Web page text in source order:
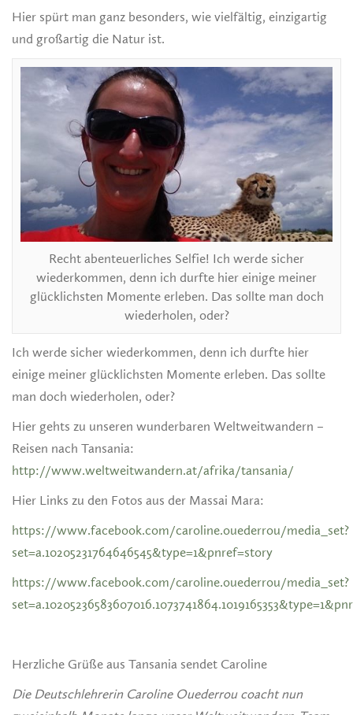
Hier spürt man ganz besonders, wie vielfältig, einzigartig
und großartig die Natur ist.
Recht abenteuerliches Selfie! Ich werde sicher
wiederkommen, denn ich durfte hier einige meiner
glücklichsten Momente erleben. Das sollte man doch
wiederholen, oder?
Ich werde sicher wiederkommen, denn ich durfte hier
einige meiner glücklichsten Momente erleben. Das sollte
man doch wiederholen, oder?
Hier gehts zu unseren wunderbaren Weltweitwandern –
Reisen nach Tansania:
http://www.weltweitwandern.at/afrika/tansania/
Hier Links zu den Fotos aus der Massai Mara:
https://www.facebook.com/caroline.ouederrou/media_set?
set=a.10205231764646545&type=1&pnref=story
https://www.facebook.com/caroline.ouederrou/media_set?
Herzliche Grüße aus Tansania sendet Caroline
Die Deutschlehrerin Caroline Ouederrou coacht nun